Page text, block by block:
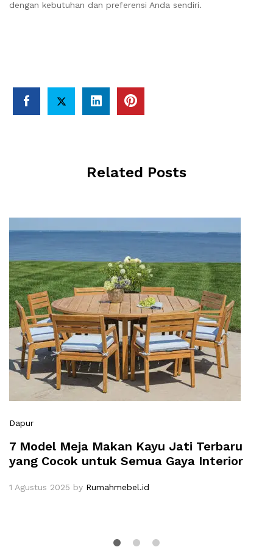
dengan kebutuhan dan preferensi Anda sendiri.
Related Posts
Dapur
7 Model Meja Makan Kayu Jati Terbaru
yang Cocok untuk Semua Gaya Interior
1 Agustus 2025 by Rumahmebel.id